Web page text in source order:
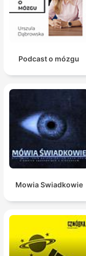
Podcast o mózgu
Mowia Swiadkowie